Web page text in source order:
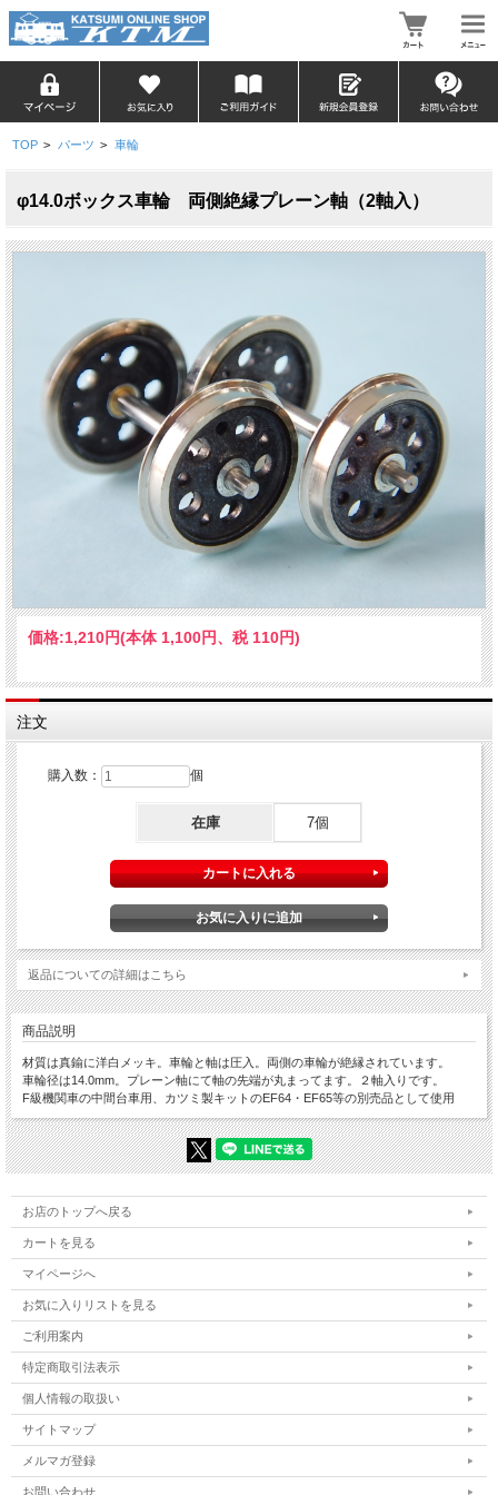
TOP > パーツ > 車輪
φ14.0ボックス車輪 両側絶縁プレーン軸（2軸入）
価格:1,210円(本体 1,100円、税 110円)
注文
購入数： 個
在庫 7個
返品についての詳細はこちら
商品説明
材質は真鍮に洋白メッキ。車輪と軸は圧入。両側の車輪が絶縁されています。
車輪径は14.0mm。プレーン軸にて軸の先端が丸まってます。２軸入りです。
F級機関車の中間台車用、カツミ製キットのEF64・EF65等の別売品として使用
お店のトップへ戻る
カートを見る
マイページへ
お気に入りリストを見る
ご利用案内
特定商取引法表示
個人情報の取扱い
サイトマップ
メルマガ登録
お問い合わせ